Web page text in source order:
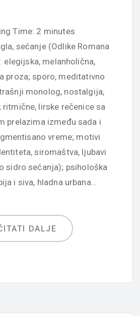
Time: 2 minutes
sećanje (Odlike Romana
elegijska, melanholična,
proza; sporo, meditativno
monolog, nostalgija,
ritmične, lirske rečenice sa
prelazima između sada i
vreme; motivi
siromaštva, ljubavi
sidro sećanja); psihološka
i siva, hladna urbana…
DALJE